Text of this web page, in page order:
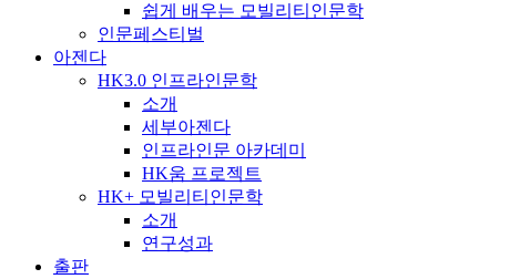
쉽게 배우는 모빌리티인문학
인문페스티벌
아젠다
HK3.0 인프라인문학
소개
세부아젠다
인프라인문 아카데미
HK움 프로젝트
HK+ 모빌리티인문학
소개
연구성과
출판